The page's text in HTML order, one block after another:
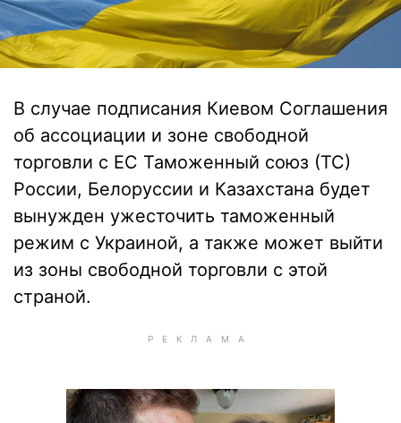
В случае подписания Киевом Соглашения
об ассоциации и зоне свободной
торговли с ЕС Таможенный союз (ТС)
России, Белоруссии и Казахстана будет
вынужден ужесточить таможенный
режим с Украиной, а также может выйти
из зоны свободной торговли с этой
страной.